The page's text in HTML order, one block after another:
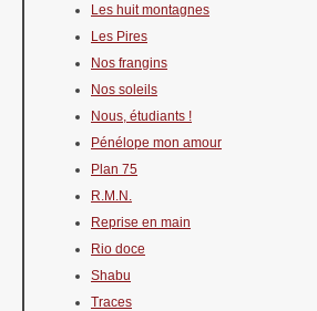
Les huit montagnes
Les Pires
Nos frangins
Nos soleils
Nous, étudiants !
Pénélope mon amour
Plan 75
R.M.N.
Reprise en main
Rio doce
Shabu
Traces